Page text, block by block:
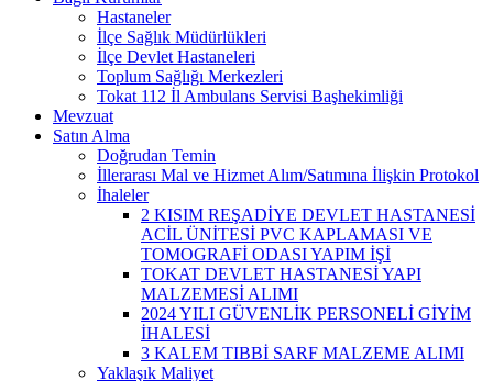
Hastaneler
İlçe Sağlık Müdürlükleri
İlçe Devlet Hastaneleri
Toplum Sağlığı Merkezleri
Tokat 112 İl Ambulans Servisi Başhekimliği
Mevzuat
Satın Alma
Doğrudan Temin
İllerarası Mal ve Hizmet Alım/Satımına İlişkin Protokol
İhaleler
2 KISIM REŞADİYE DEVLET HASTANESİ
ACİL ÜNİTESİ PVC KAPLAMASI VE
TOMOGRAFİ ODASI YAPIM İŞİ
TOKAT DEVLET HASTANESİ YAPI
MALZEMESİ ALIMI
2024 YILI GÜVENLİK PERSONELİ GİYİM
İHALESİ
3 KALEM TIBBİ SARF MALZEME ALIMI
Yaklaşık Maliyet